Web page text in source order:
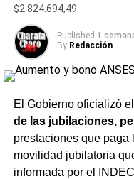
Economía Luis Caputo
completa la concesión
rutasnacionales y que
próximas semanas.
Chaco,el cambio de
comprometidas
de nuevos peajes o la
algo que el Gobierno
pública para cada
$2.824.694,49
Published 1
By Redacción
El Gobierno oficializó el
de las jubilaciones,
prestaciones que paga
movilidad jubilatoria
informada por el